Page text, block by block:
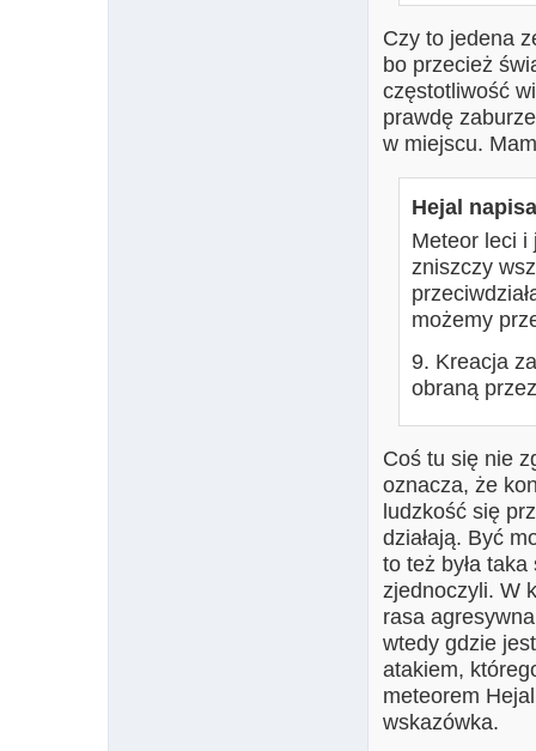
Czy to jedena
bo przecież
częstotliwość
prawdę
w miejscu.
Hejal
Meteor leci i
zniszczy
możemy
9. Kreacja
obraną
Coś tu się nie
oznacza, że
ludzkość się
działają. Być
to też była
zjednoczyli. W
rasa
wtedy gdzie
atakiem,
meteorem
wskazówka.